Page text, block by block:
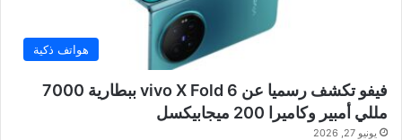
هواتف ذكية
فيفو تكشف رسميا عن vivo X Fold 6 ببطارية 7000
مللي أمبير وكاميرا 200 ميجابيكسل
يونيو 27, 2026